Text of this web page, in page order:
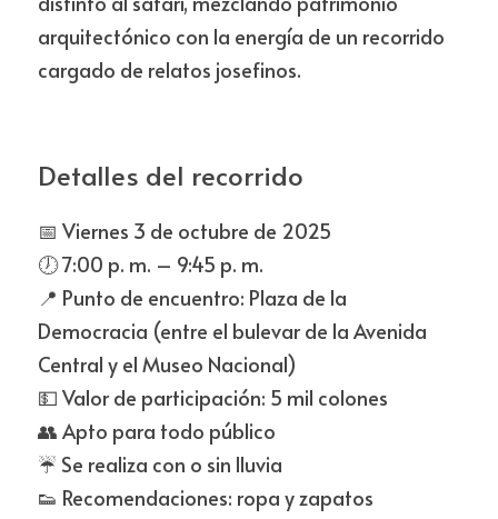
arquitectónico con la energía de un recorrido
cargado de relatos josefinos.
Detalles del recorrido
📅 Viernes 3 de octubre de 2025
🕖 7:00 p. m. – 9:45 p. m.
📍 Punto de encuentro: Plaza de la
Democracia (entre el bulevar de la Avenida
Central y el Museo Nacional)
💵 Valor de participación: 5 mil colones
👥 Apto para todo público
☔ Se realiza con o sin lluvia
👟 Recomendaciones: ropa y zapatos